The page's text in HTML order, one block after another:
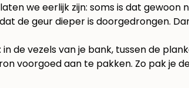
we eerlijk zijn: soms is dat gewoon
de geur dieper is doorgedrongen.
de vezels van je bank, tussen de
voorgoed aan te pakken. Zo pak je